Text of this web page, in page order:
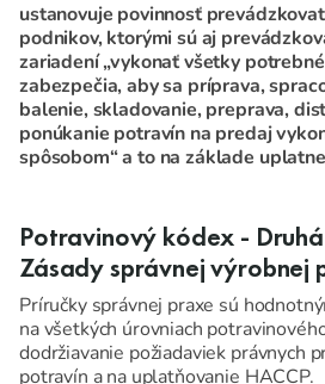
ustanovuje povinnosť
podnikov, ktorými sú aj
zariadení „vykonať všetky
zabezpečia, aby sa príprava,
balenie, skladovanie, preprava,
ponúkanie potravín na predaj
spôsobom“ a to na základe
Potravinový kódex -
Zásady správnej výrobnej
Príručky správnej praxe sú
na všetkých úrovniach
dodržiavanie požiadaviek právnych
potravín a na uplatňovanie HACCP.